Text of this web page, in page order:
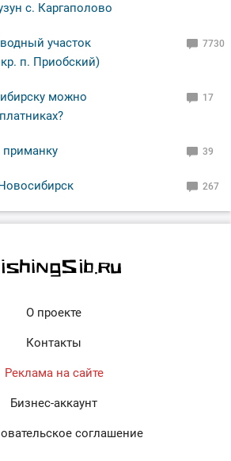
с. Каргаполово
участок
п. Приобский)
7730
можно
17
приманку 39
267
О проекте
Контакты
Реклама на сайте
Бизнес-аккаунт
соглашение